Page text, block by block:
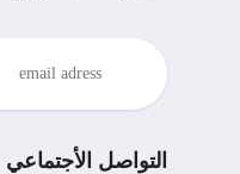
التواصل الأجتماعي